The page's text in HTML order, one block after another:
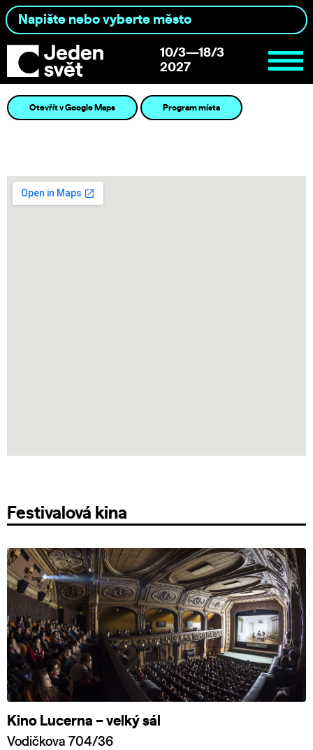
10/3—18/3
2027
Otevřít v Google Maps Program místa
Festivalová kina
Kino Lucerna – velký sál
Vodičkova 704/36